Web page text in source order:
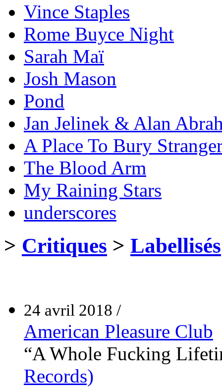
Vince Staples
Rome Buyce Night
Sarah Maï
Josh Mason
Pond
Jan Jelinek & Alan
A Place To Bury
The Blood Arm
My Raining Stars
underscores
> Critiques > Labellisés
24 avril 2018 /
American Pleasure Club
“A Whole Fucking
Records)